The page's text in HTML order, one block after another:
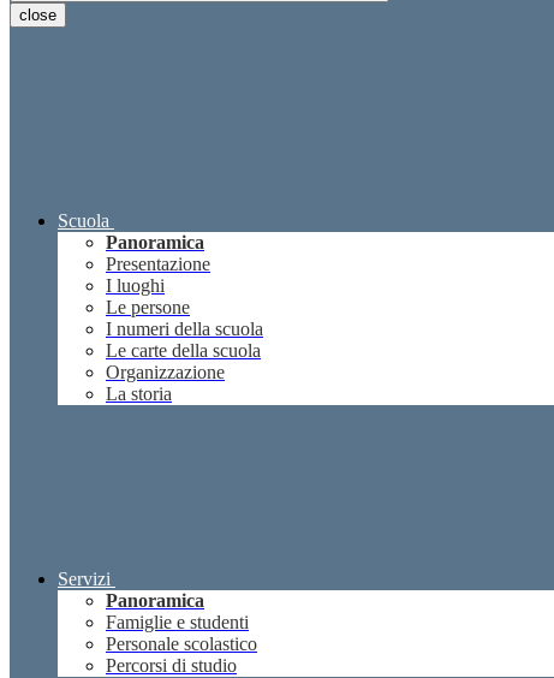
close
Scuola
Panoramica
Presentazione
I luoghi
Le persone
I numeri della scuola
Le carte della scuola
Organizzazione
La storia
Servizi
Panoramica
Famiglie e studenti
Personale scolastico
Percorsi di studio